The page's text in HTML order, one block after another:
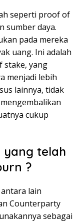
seperti proof of
sumber daya.
pada mereka
uang. Ini adalah
stake, yang
menjadi lebih
lainnya, tidak
cukup
yang telah
?
lain
Counterparty
sebagai